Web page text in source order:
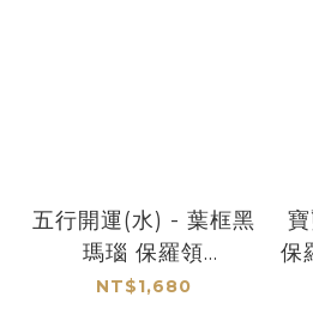
五行開運(水) - 葉框黑
瑪瑙 保羅領
帶/BoloTie/美式領帶
NT$1,680
保